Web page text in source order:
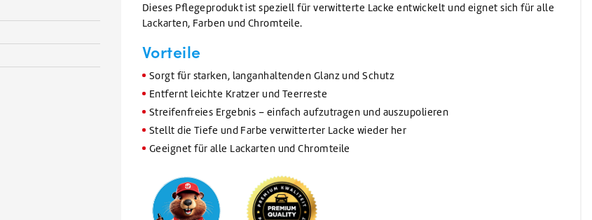
Dieses Pflegeprodukt ist speziell für verwitterte Lacke entwickelt und eignet sich für alle
Lackarten, Farben und Chromteile.
Vorteile
Sorgt für starken, langanhaltenden Glanz und Schutz
Entfernt leichte Kratzer und Teerreste
Streifenfreies Ergebnis – einfach aufzutragen und auszupolieren
Stellt die Tiefe und Farbe verwitterter Lacke wieder her
Geeignet für alle Lackarten und Chromteile